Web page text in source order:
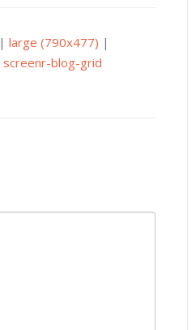
| large (790x477) |
screenr-blog-grid